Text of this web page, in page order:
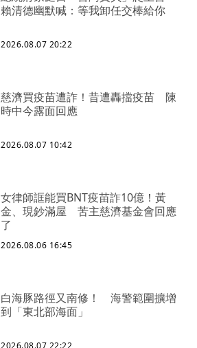
賴清德幽默喊：等我卸任交棒給你
2026.08.07 20:22
慈濟買疫苗遭詐！昔遭轟擋疫苗 陳
時中今露面回應
2026.08.07 10:42
女律師誆能買BNT疫苗詐10億！黃
金、現鈔滿屋 苦主慈濟基金會回應
了
2026.08.06 16:45
白海豚路徑又南修！ 海警範圍擴增
到「東北部海面」
2026.08.07 22:22